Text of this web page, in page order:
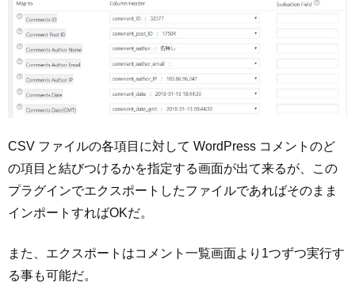
CSV ファイルの各項目に対して WordPress コメントのど
の項目と結びつけるかを指定する画面が出て来るが、この
プラグインでエクスポートしたファイルであればそのまま
インポートすればOKだ。
また、エクスポートはコメント一覧画面より1つずつ実行す
る事も可能だ。